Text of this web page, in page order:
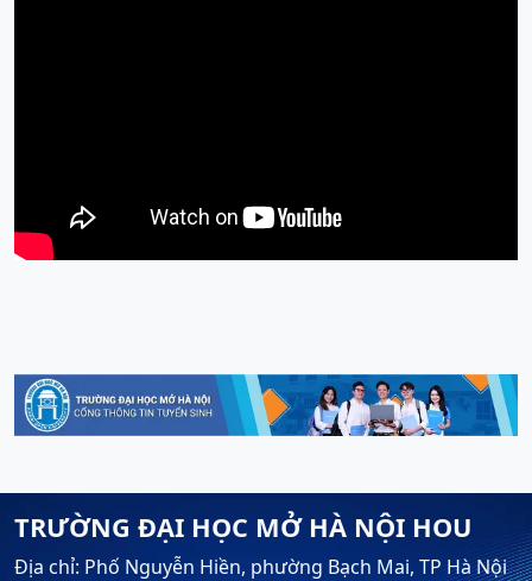
TRƯỜNG ĐẠI HỌC MỞ HÀ NỘI HOU
Địa chỉ: Phố Nguyễn Hiền, phường Bạch Mai, TP Hà Nội